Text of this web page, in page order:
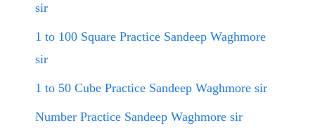
sir
1 to 100 Square Practice Sandeep Waghmore
sir
1 to 50 Cube Practice Sandeep Waghmore sir
Number Practice Sandeep Waghmore sir